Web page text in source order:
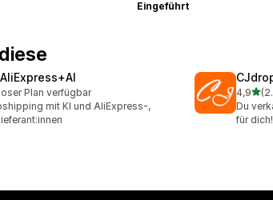
Eingeführt
Plan verfügbar
mit KI und AliExpress-,
4,9von
2545
Du
für dich!